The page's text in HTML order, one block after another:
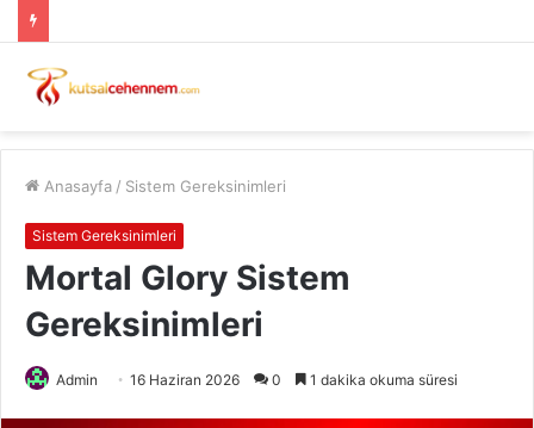
Anasayfa / Sistem Gereksinimleri
Sistem Gereksinimleri
Mortal Glory Sistem
Gereksinimleri
Admin 16 Haziran 2026 0 1 dakika okuma süresi